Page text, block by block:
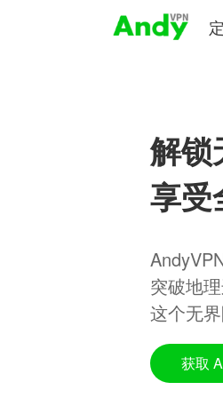
解锁
享受
突破地
这个无
获取